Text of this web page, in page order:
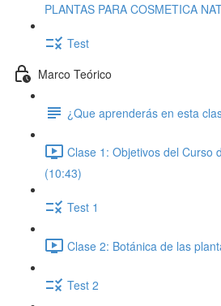
PLANTAS PARA COSMETICA
Test
Marco Teórico
¿Que aprenderás en esta
Clase 1: Objetivos del Curso
(10:43)
Test 1
Clase 2: Botánica de las
Test 2